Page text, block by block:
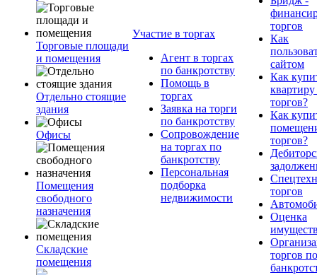
Торговые площади
и помещения
Отдельно стоящие
здания
Офисы
Помещения
свободного
назначения
Складские
помещения
Участие в торгах
Агент в торгах
по банкротству
Помощь в
торгах
Заявка на торги
по банкротству
Сопровождение
на торгах по
банкротству
Персональная
подборка
недвижимости
торгов
Как
сайтом
Как
квартиру
торгов?
Как
торгов?
торгов
Оценка
торгов по